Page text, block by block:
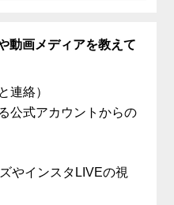
動画メディアを教えて
連絡）
公式アカウントからの
やインスタLIVEの視